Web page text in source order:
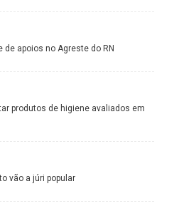
apoios no Agreste do RN
produtos de higiene avaliados em
vão a júri popular